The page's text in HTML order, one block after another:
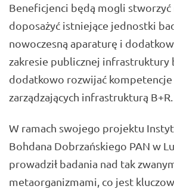
Beneficjenci będą mogli stworzyć
doposażyć istniejące jednostki
nowoczesną aparaturę i
zakresie publicznej infrastruktury
dodatkowo rozwijać
zarządzających infrastrukturą B+R.
W ramach swojego projektu
Bohdana Dobrzańskiego PAN w
prowadził badania nad tak
metaorganizmami, co jest